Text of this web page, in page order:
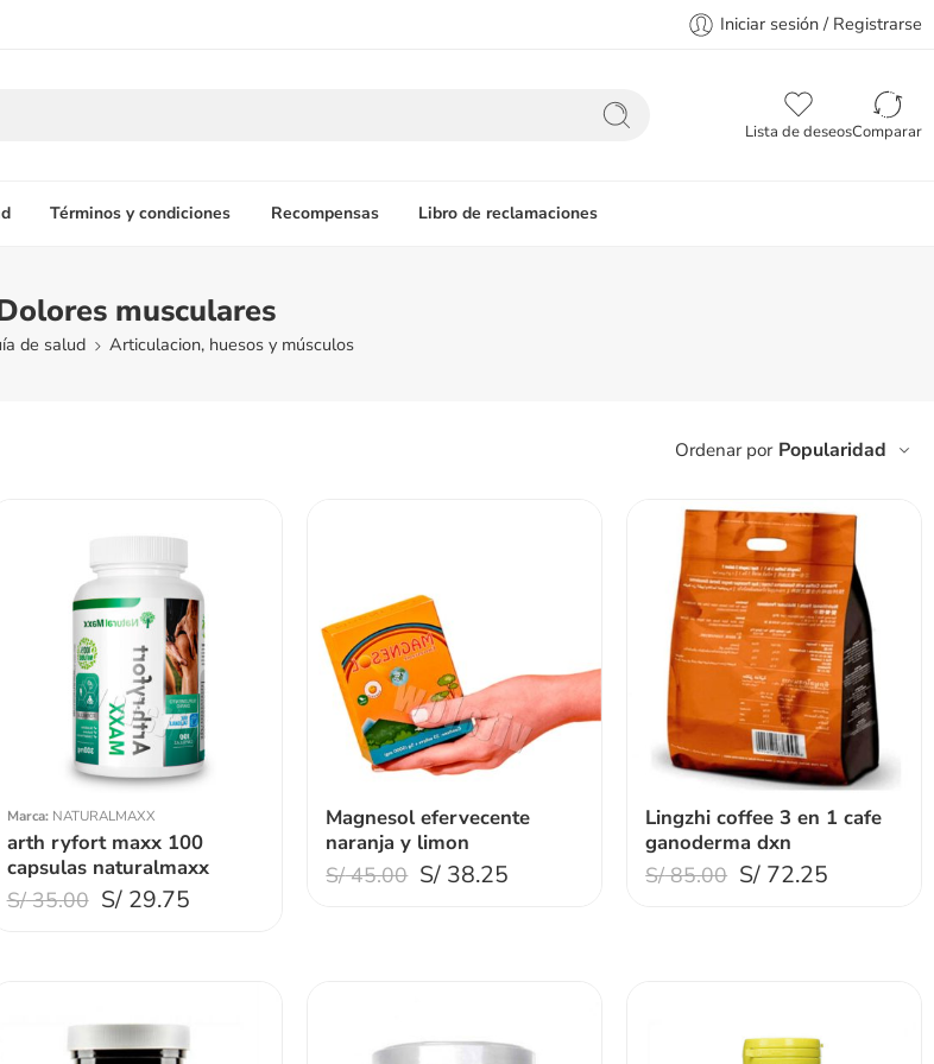
Iniciar sesión / Registrarse
Lista de deseosComparar
Términos y condiciones Recompensas Libro de reclamaciones
musculares
de salud Articulacion, huesos y músculos
Ordenar por Popularidad
Marca: NATURALMAXX
arth ryfort maxx 100
capsulas naturalmaxx
S/35.00 S/29.75
Magnesol efervecente
naranja y limon
S/45.00 S/ 38.25
Lingzhi coffee 3 en 1 cafe
ganoderma dxn
S/85.00 S/ 72.25